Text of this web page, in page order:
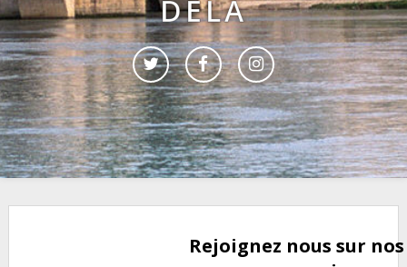
DELÀ
Rejoignez nous sur